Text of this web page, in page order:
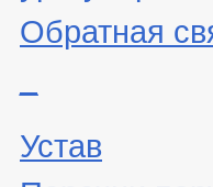
Обратная
Устав